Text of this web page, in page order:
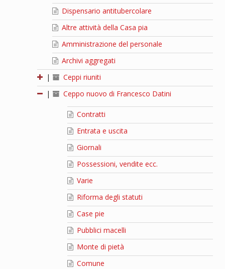
Dispensario antitubercolare
Altre attività della Casa pia
Amministrazione del personale
Archivi aggregati
|
Ceppi riuniti
|
Ceppo nuovo di Francesco Datini
Contratti
Entrata e uscita
Giornali
Possessioni, vendite ecc.
Varie
Riforma degli statuti
Case pie
Pubblici macelli
Monte di pietà
Comune